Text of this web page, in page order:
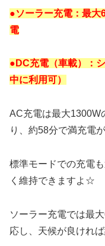
●ソーラー充電：最大
電
●DC充電（車載）：
中に利用可）
AC充電は最大1300W
り、約58分で満充電
標準モードでの充電
く維持できますよ☆
ソーラー充電では最
応し、天候が良けれ